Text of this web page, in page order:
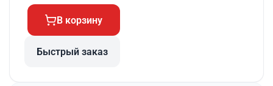
В корзину
Быстрый заказ